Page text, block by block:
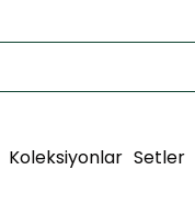
Koleksiyonlar Setler